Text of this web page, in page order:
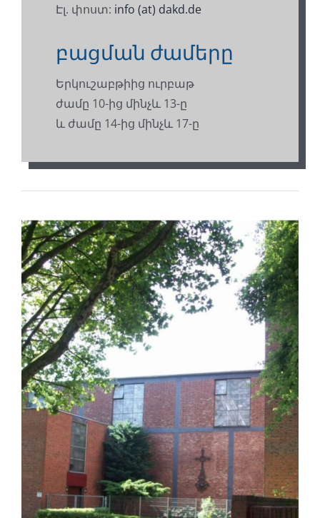
Էլ. փոստ: info (at) dakd.de
բացման ժամերը
Երկուշաբթիից ուրբաթ
ժամը 10-ից մինչև 13-ը
և ժամը 14-ից մինչև 17-ը